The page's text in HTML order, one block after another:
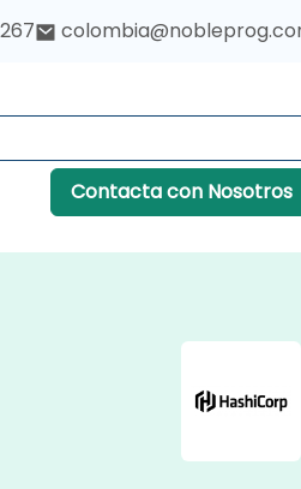
Contacta con Nosotros